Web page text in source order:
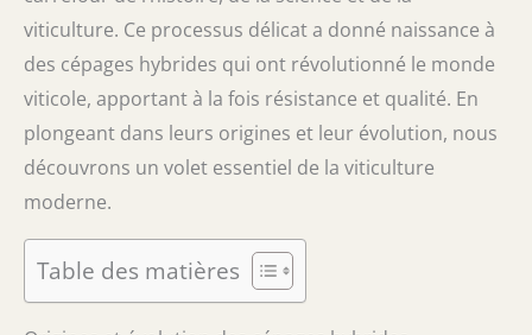
viticulture. Ce processus délicat a donné naissance à
des cépages hybrides qui ont révolutionné le monde
viticole, apportant à la fois résistance et qualité. En
plongeant dans leurs origines et leur évolution, nous
découvrons un volet essentiel de la viticulture
moderne.
Table des matières